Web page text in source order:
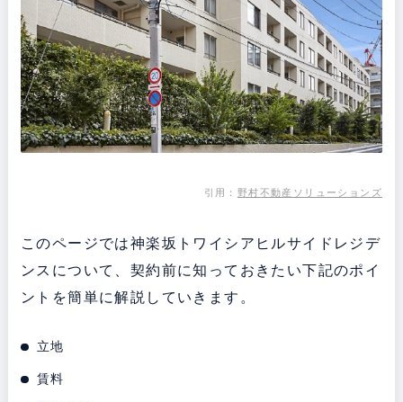
引用： 野村不動産ソリューションズ
このページでは神楽坂トワイシアヒルサイドレジデ
ンスについて、契約前に知っておきたい下記のポイ
ントを簡単に解説していきます。
立地
賃料